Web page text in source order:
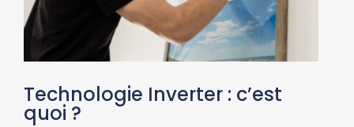
Technologie Inverter : c’est
quoi ?